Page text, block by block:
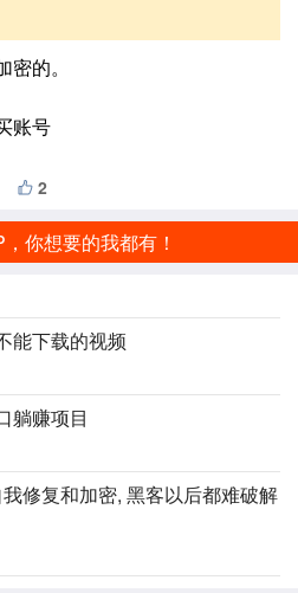
的。
账号
2
你想要的我都有！
能下载的视频
躺赚项目
修复和加密, 黑客以后都难破解